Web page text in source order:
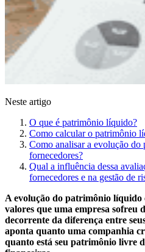
Neste artigo
O que é patrimônio líquido?
Como calcular o patrimônio
Como analisar a evolução
fornecedores?
Qual a influência dessa
fornecedores e na gestão de
A evolução do patrimônio líquido
valores que uma empresa sofreu
decorrente da diferença entre
aponta quanto uma companhia
quanto está seu patrimônio livre